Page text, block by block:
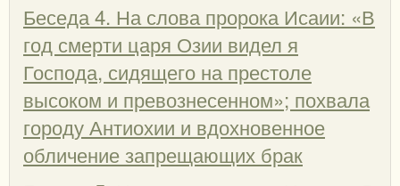
Беседа 4. На слова пророка Исаии: «В
год смерти царя Озии видел я
Господа, сидящего на престоле
высоком и превознесенном»; похвала
городу Антиохии и вдохновенное
обличение запрещающих брак